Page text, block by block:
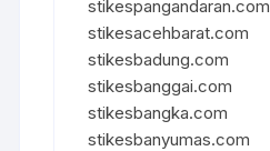
stikespangandaran.com
stikesacehbarat.com
stikesbadung.com
stikesbanggai.com
stikesbangka.com
stikesbanyumas.com